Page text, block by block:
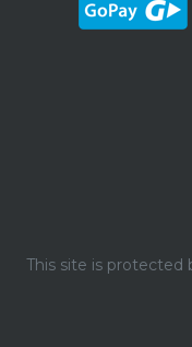
This site is protected